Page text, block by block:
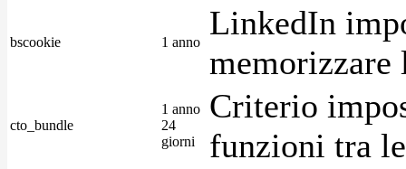
bscookie 1 anno
LinkedIn
memorizzare
cto_bundle
1 anno
24
giorni
Criterio
funzioni tra